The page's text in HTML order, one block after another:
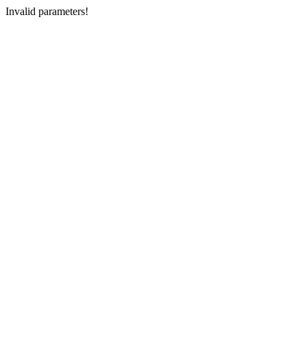
Invalid parameters!